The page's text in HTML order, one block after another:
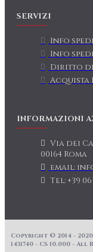
SERVIZI
Info
Info
Diritto di
Acquista
INFORMAZIONI
Via dei
00164 Roma
email:
Tel: +39 06
Copyright © 2014 - 2020,
1431740 - CS 10.000 -